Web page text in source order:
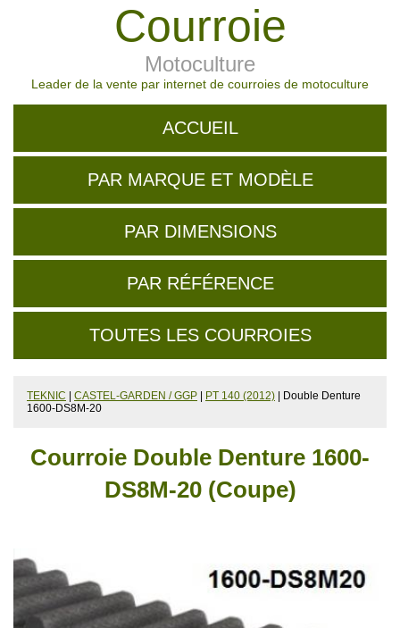
Courroie
Motoculture
Leader de la vente par internet de courroies de motoculture
ACCUEIL
PAR MARQUE ET MODÈLE
PAR DIMENSIONS
PAR RÉFÉRENCE
TOUTES LES COURROIES
TEKNIC CASTEL-GARDEN / GGP PT 140 (2012) | Double Denture
1600-DS8M-20
Courroie Double Denture 1600-
DS8M-20 (Coupe)